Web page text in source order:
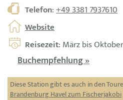
Telefon:+49 3381 7937610
Website
Reisezeit: März bis Oktober
Buchempfehlung »
Diese Station gibt es auch in den
Brandenburg Havel zum Fischerjakobi